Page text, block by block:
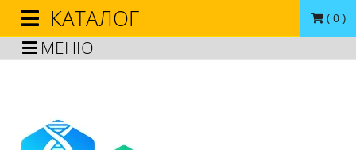
МЕНЮ
( 0 )
КАТАЛОГ